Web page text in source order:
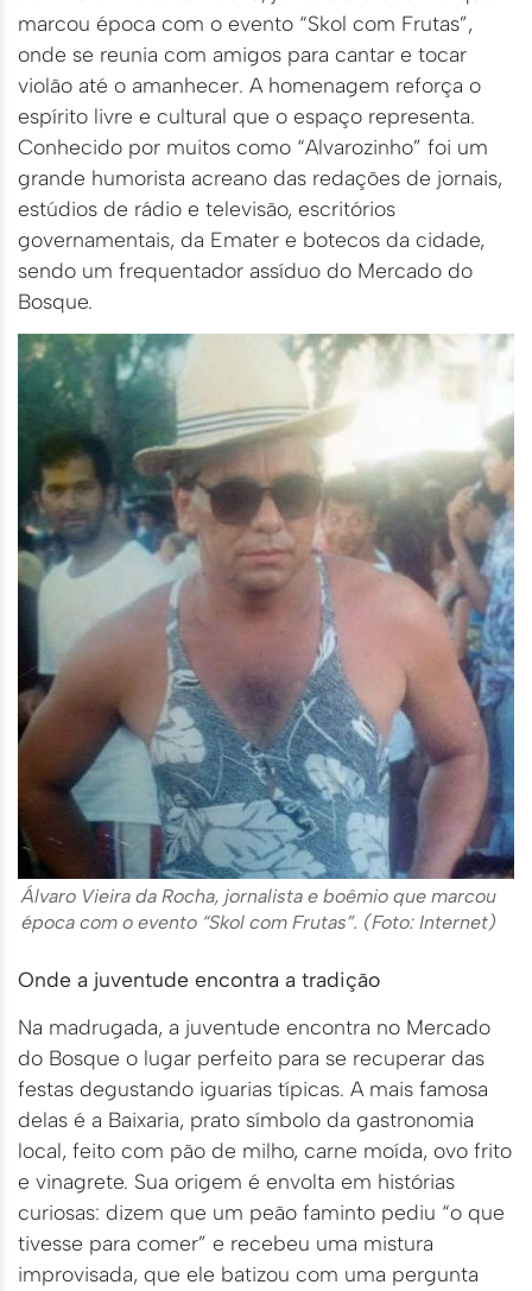
marcou época com o evento “Skol com Frutas”,
onde se reunia com amigos para cantar e tocar
violão até o amanhecer. A homenagem reforça o
espírito livre e cultural que o espaço representa.
Conhecido por muitos como “Alvarozinho” foi um
grande humorista acreano das redações de jornais,
estúdios de rádio e televisão, escritórios
governamentais, da Emater e botecos da cidade,
sendo um frequentador assíduo do Mercado do
Bosque.
Álvaro Vieira da Rocha, jornalista e boêmio que marcou
época com o evento “Skol com Frutas”. (Foto: Internet)
Onde a juventude encontra a tradição
Na madrugada, a juventude encontra no Mercado
do Bosque o lugar perfeito para se recuperar das
festas degustando iguarias típicas. A mais famosa
delas é a Baixaria, prato símbolo da gastronomia
local, feito com pão de milho, carne moída, ovo frito
e vinagrete. Sua origem é envolta em histórias
curiosas: dizem que um peão faminto pediu “o que
tivesse para comer” e recebeu uma mistura
improvisada, que ele batizou com uma pergunta